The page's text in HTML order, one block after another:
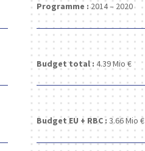
Programme :2014 – 2020
Budget total : 4.39 Mio €
Budget EU + RBC : 3.66 Mio €